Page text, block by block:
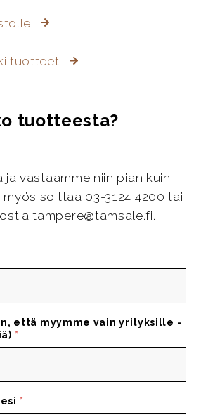
tuotteet
tuotteesta?
ja vastaamme niin pian kuin
soittaa 03-3124 4200 tai
tampere@tamsale.fi.
että myymme vain yrityksille -
*
*